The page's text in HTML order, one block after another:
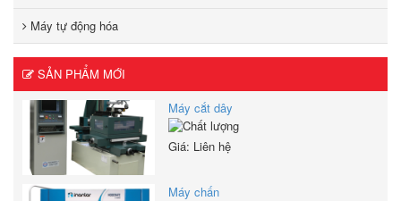
Máy tự động hóa
SẢN PHẨM MỚI
Máy cắt dây
Giá: Liên hệ
Máy chấn